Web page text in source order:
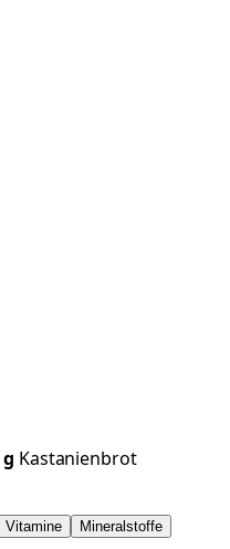
g Kastanienbrot
Vitamine Mineralstoffe